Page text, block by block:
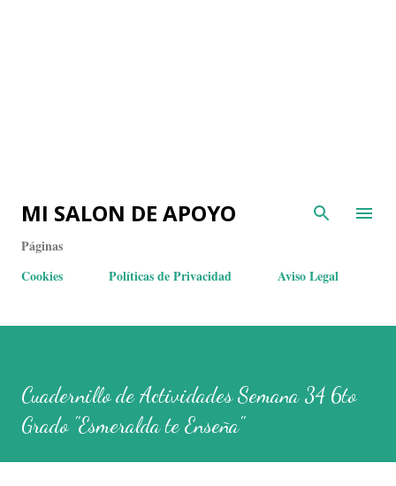
MI SALON DE APOYO
Páginas
Cookies
Políticas de Privacidad Aviso Legal
Cuadernillo de Actividades Semana 34 6to
Grado "Esmeralda te Enseña"